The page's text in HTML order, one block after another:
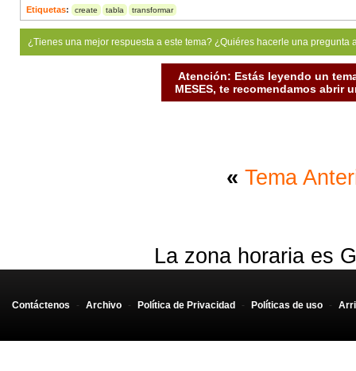
Etiquetas: create tabla transformar
¿Tienes una mejor respuesta a este tema? ¿Quiéres hacerle una
Atención: Estás leyendo un
MESES, te recomendamos abrir
« Tema
La zona horaria es
Contáctenos - Archivo - Política de Privacidad - Políticas de uso -